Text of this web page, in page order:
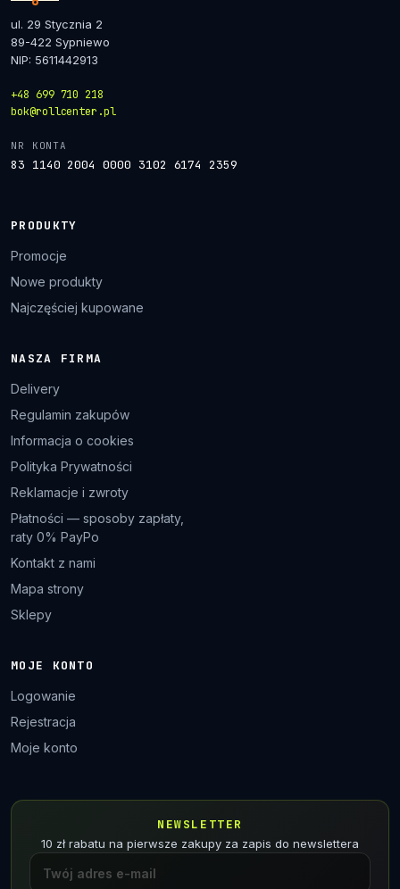
ul. 29 Stycznia 2
89-422 Sypniewo
NIP: 5611442913
+48 699 710 218
bok@rollcenter.pl
NR KONTA
83 1140 2004 0000 3102 6174 2359
PRODUKTY
Promocje
Nowe produkty
Najczęściej kupowane
NASZA FIRMA
Delivery
Regulamin zakupów
Informacja o cookies
Polityka Prywatności
Reklamacje i zwroty
Płatności — sposoby zapłaty,
raty 0% PayPo
Kontakt z nami
Mapa strony
Sklepy
MOJE KONTO
Logowanie
Rejestracja
Moje konto
NEWSLETTER
10 zł rabatu na pierwsze zakupy za zapis do newslettera